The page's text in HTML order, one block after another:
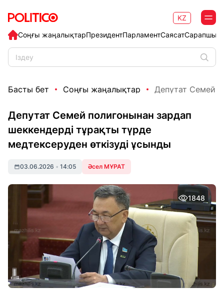
Соңғы жаңалықтарПрезидентПарламентСаясат
KZ
Басты бет Соңғы жаңалықтар Депутат Семей
Депутат Семей полигонынан зардап
шеккендерді тұрақты түрде
медтексеруден өткізуді ұсынды
03.06.2026 • 14:05 Әсел МҰРАТ
1848